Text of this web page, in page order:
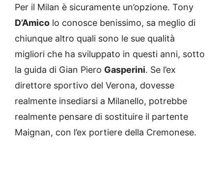
Per il Milan è sicuramente un’opzione. Tony
D’Amico lo conosce benissimo, sa meglio di
chiunque altro quali sono le sue qualità
migliori che ha sviluppato in questi anni, sotto
la guida di Gian Piero Gasperini. Se l’ex
direttore sportivo del Verona, dovesse
realmente insediarsi a Milanello, potrebbe
realmente pensare di sostituire il partente
Maignan, con l’ex portiere della Cremonese.